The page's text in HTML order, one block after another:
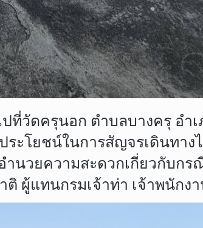
วัดครุนอก ตำบลบางครุ อำ
ะโยชน์ในการสัญจรเดินทา
นวยความสะดวกเกี่ยวกับก
ผู้แทนกรมเจ้าท่า เจ้าพนัก